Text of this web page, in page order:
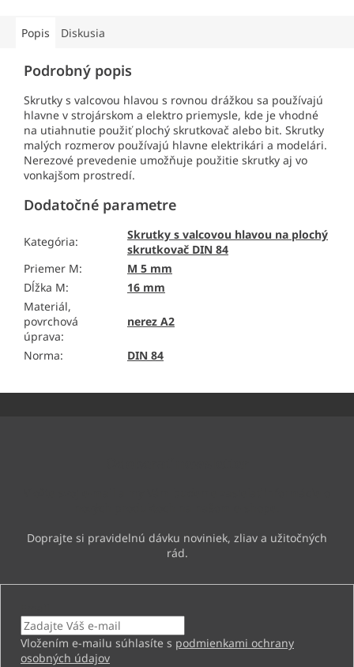
Popis Diskusia
Podrobný popis
Skrutky s valcovou hlavou s rovnou drážkou sa používajú
hlavne v strojárskom a elektro priemysle, kde je vhodné
na utiahnutie použiť plochý skrutkovač alebo bit. Skrutky
malých rozmerov používajú hlavne elektrikári a modelári.
Nerezové prevedenie umožňuje použitie skrutky aj vo
vonkajšom prostredí.
Dodatočné parametre
Kategória:
Skrutky s valcovou hlavou na plochý
skrutkovač DIN 84
Priemer M:
M 5 mm
Dĺžka M:
16 mm
Materiál,
povrchová
úprava:
nerez A2
Norma: DIN 84
Vložením e-mailu súhlasíte s podmienkami ochrany
osobných údajov